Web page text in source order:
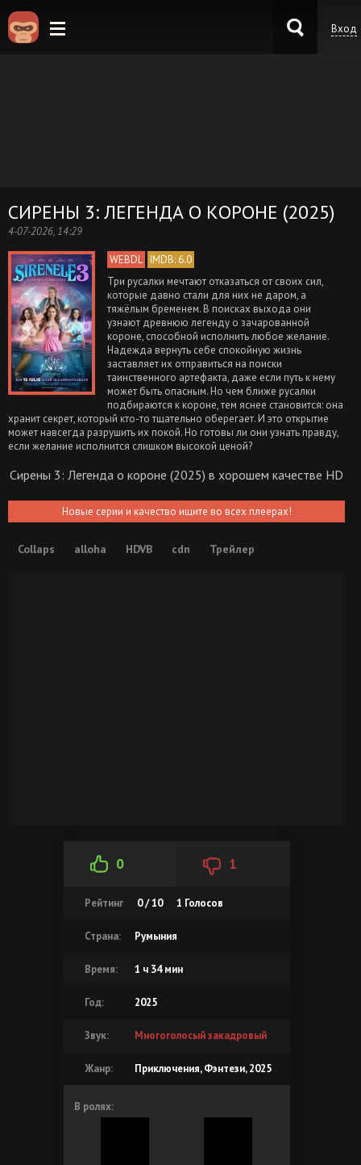
Вход
СИРЕНЫ 3: ЛЕГЕНДА О КОРОНЕ (2025)
4-07-2026, 14:29
WEBDL IMDB: 6.0
Три русалки мечтают отказаться от своих сил,
которые давно стали для них не даром, а
тяжёлым бременем. В поисках выхода они
узнают древнюю легенду о зачарованной
короне, способной исполнить любое желание.
Надежда вернуть себе спокойную жизнь
заставляет их отправиться на поиски
таинственного артефакта, даже если путь к нему
может быть опасным. Но чем ближе русалки
подбираются к короне, тем яснее становится: она
хранит секрет, который кто-то тщательно оберегает. И это открытие
может навсегда разрушить их покой. Но готовы ли они узнать правду,
если желание исполнится слишком высокой ценой?
Сирены 3: Легенда о короне (2025) в хорошем качестве HD
Новые серии и качество ищите во всех плеерах!
Collaps alloha HDVB cdn Трейлер
0 1
Рейтинг 0 / 10 1 Голосов
Страна: Румыния
Время: 1 ч 34 мин
Год: 2025
Звук: Многоголосый закадровый
Жанр: Приключения, Фэнтези, 2025
В ролях: